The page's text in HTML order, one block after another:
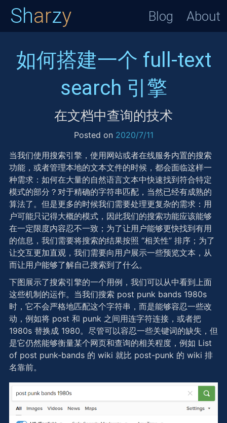
Sharzy Blog About
如何搭建一个 full-text
search 引擎
在文档中查询的技术
Posted on 2020/7/11
当我们使用搜索引擎，使用网站或者在线服务内置的搜索
功能，或者管理本地的文本文件的时候，都会面临这样一
种需求：如何在大量的自然语言文本中快速找到符合特定
模式的部分？对于精确的字符串匹配，当然已经有成熟的
算法了。但是更多的时候我们需要处理更复杂的需求：用
户可能只记得大概的模式，因此我们的搜索功能应该能够
在一定限度内容忍不一致；为了让用户能够更快找到有用
的信息，我们需要将搜索的结果按照 “相关性” 排序；为了
让交互更加直观，我们需要向用户展示一些预览文本，从
而让用户能够了解自己搜索到了什么。
下图展示了搜索引擎的一个用例，我们可以从中看到上面
这些机制的运作。当我们搜索 post punk bands 1980s
时，它不会严格地匹配这个字符串，而是能够容忍一些改
动，例如将 post 和 punk 之间用连字符连接，或者把
1980s 替换成 1980。尽管可以容忍一些关键词的缺失，但
是它仍然能够衡量某个网页和查询的相关程度，例如 List
of post punk-bands 的 wiki 就比 post-punk 的 wiki 排
名靠前。